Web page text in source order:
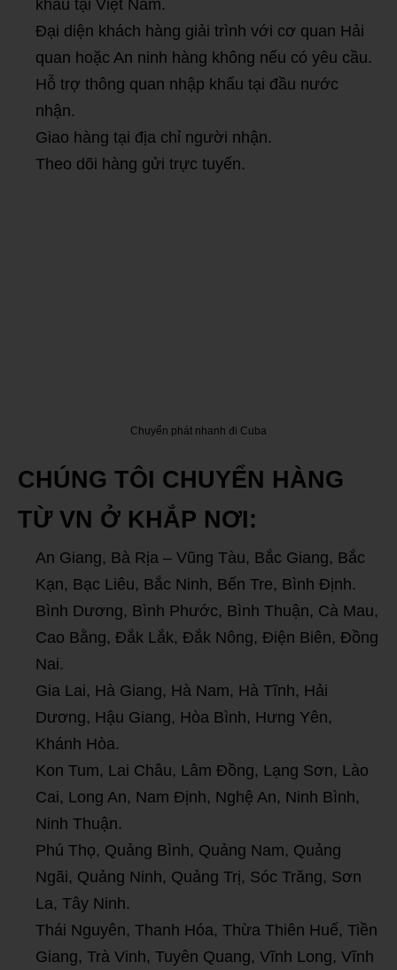
khẩu tại Việt Nam.
Đại diện khách hàng giải trình với cơ quan Hải
quan hoặc An ninh hàng không nếu có yêu cầu.
Hỗ trợ thông quan nhập khẩu tại đầu nước
nhận.
Giao hàng tại địa chỉ người nhận.
Theo dõi hàng gửi trực tuyến.
Chuyển phát nhanh đi Cuba
CHÚNG TÔI CHUYỂN HÀNG
TỪ VN Ở KHẮP NƠI:
An Giang, Bà Rịa – Vũng Tàu, Bắc Giang, Bắc
Kạn, Bạc Liêu, Bắc Ninh, Bến Tre, Bình Định.
Bình Dương, Bình Phước, Bình Thuận, Cà Mau,
Cao Bằng, Đắk Lắk, Đắk Nông, Điện Biên, Đồng
Nai.
Gia Lai, Hà Giang, Hà Nam, Hà Tĩnh, Hải
Dương, Hậu Giang, Hòa Bình, Hưng Yên,
Khánh Hòa.
Kon Tum, Lai Châu, Lâm Đồng, Lạng Sơn, Lào
Cai, Long An, Nam Định, Nghệ An, Ninh Bình,
Ninh Thuận.
Phú Thọ, Quảng Bình, Quảng Nam, Quảng
Ngãi, Quảng Ninh, Quảng Trị, Sóc Trăng, Sơn
La, Tây Ninh.
Thái Nguyên, Thanh Hóa, Thừa Thiên Huế, Tiền
Giang, Trà Vinh, Tuyên Quang, Vĩnh Long, Vĩnh